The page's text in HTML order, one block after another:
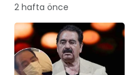
2 hafta önce